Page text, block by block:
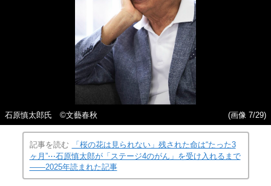
石原慎太郎氏 ©文藝春秋 (画像 7/29)
記事を読む
「桜の花は見られない」残された命は“たった3
ヶ月”⋯石原慎太郎が「ステージ4のがん」を受け入れるまで
――2025年読まれた記事